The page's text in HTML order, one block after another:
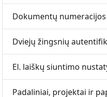
Dokumentų numeracijos
Dviejų žingsnių
El. laiškų siuntimo
Padaliniai, projektai ir